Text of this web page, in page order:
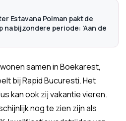
Estavana Polman pakt de
na bijzondere periode: 'Aan de
samen in Boekarest,
bij Rapid Bucuresti. Het
kan ook zij vakantie vieren.
nog te zien zijn als